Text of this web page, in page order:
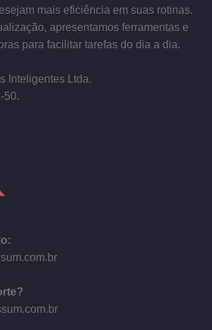
mais eficiência em suas rotinas.
apresentamos ferramentas e
para facilitar tarefas do dia a dia.
Inteligentes Ltda.
50.